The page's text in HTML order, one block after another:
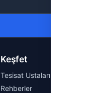
Keşfet
Tesisat Ustaları
Rehberler